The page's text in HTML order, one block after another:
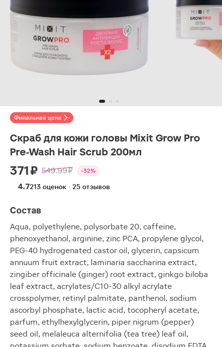
Финальная цена
Скраб для кожи головы Mixit Grow Pro
Pre-Wash Hair Scrub 200мл
371 ₽ 549.99 ₽ -32%
4.7213 оценок · 25 отзывов
Состав
Aqua, polyethylene, polysorbate 20, caffeine,
phenoxyethanol, arginine, zinc PCA, propylene glycol,
PEG-40 hydrogenated castor oil, glycerin, capsicum
annuum fruit extract, laminaria saccharina extract,
zingiber officinale (ginger) root extract, ginkgo biloba
leaf extract, acrylates/C10-30 alkyl acrylate
crosspolymer, retinyl palmitate, panthenol, sodium
ascorbyl phosphate, lactic acid, tocopheryl acetate,
parfum, ethylhexylglycerin, piper nigrum (pepper)
seed oil, melaleuca alternifolia (tea tree) leaf oil,